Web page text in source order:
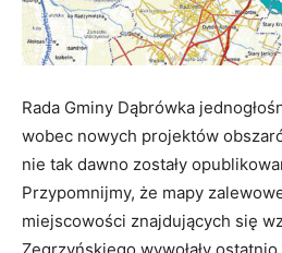
Rada Gminy Dąbrówka
wobec nowych projektów
nie tak dawno zostały
Przypomnijmy, że mapy
miejscowości znajdujących się